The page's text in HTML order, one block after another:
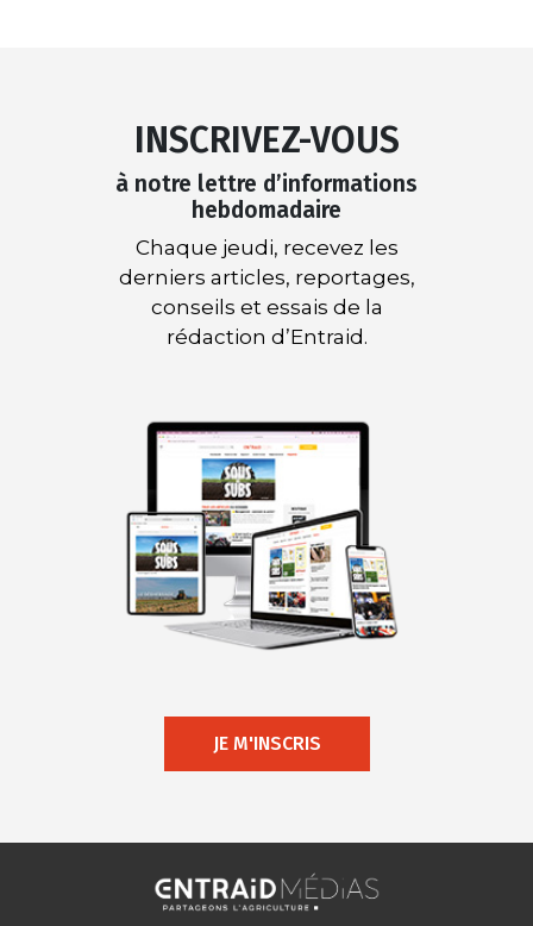
INSCRIVEZ-VOUS
à notre lettre d’informations
hebdomadaire
Chaque jeudi, recevez les
derniers articles, reportages,
conseils et essais de la
rédaction d’Entraid.
JE M'INSCRIS